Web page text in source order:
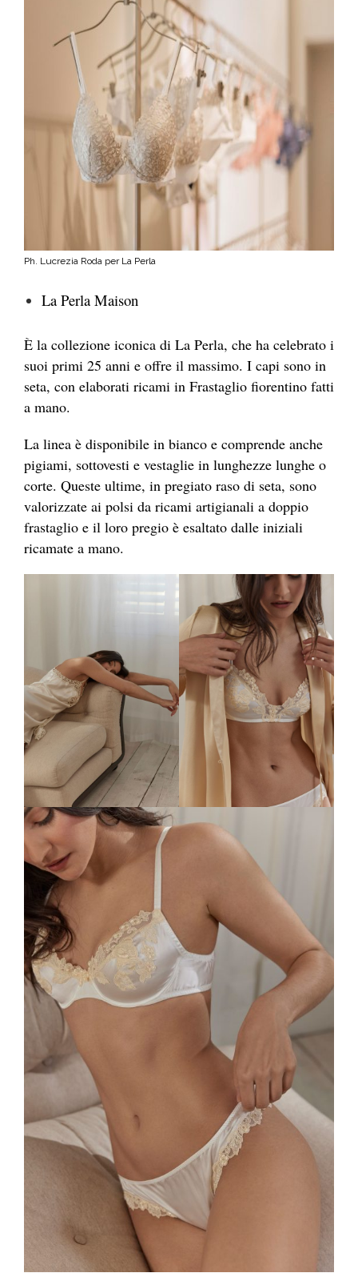
Ph. Lucrezia Roda per La Perla
La Perla Maison
È la collezione iconica di La Perla, che ha celebrato i
suoi primi 25 anni e offre il massimo. I capi sono in
seta, con elaborati ricami in Frastaglio fiorentino fatti
a mano.
La linea è disponibile in bianco e comprende anche
pigiami, sottovesti e vestaglie in lunghezze lunghe o
corte. Queste ultime, in pregiato raso di seta, sono
valorizzate ai polsi da ricami artigianali a doppio
frastaglio e il loro pregio è esaltato dalle iniziali
ricamate a mano.